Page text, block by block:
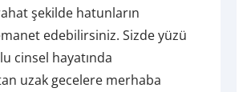
şekilde hatunların
edebilirsiniz. Sizde yüzü
cinsel hayatında
uzak gecelere merhaba